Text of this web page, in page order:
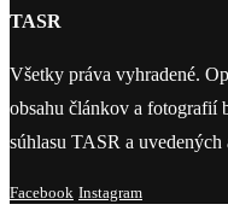
TASR
Všetky práva vyhradené.
obsahu článkov a fotografií
súhlasu TASR a uvedených
Facebook Instagram